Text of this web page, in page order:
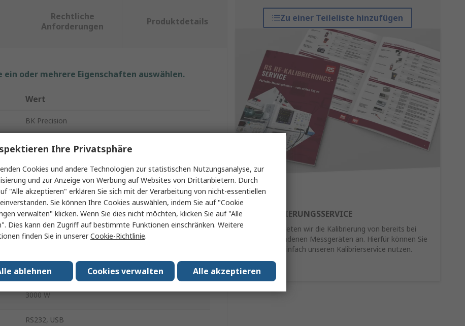
Zu einer Teileliste hinzufügen
RE-KALIBRIERUNGSSERVICE
Als Service bieten wir die Kalibrierung von bereits bei
Ihnen vorhandenen Messgeräten an. Hierfür können Sie
schnell und einfach unseren Kalibrierservice nutzen.
Mehr Infos
Rechtliche
Anforderungen
Produktdetails
ein oder mehrere Eigenschaften auswählen.
Wert
BK Precision
Programmierbar
120 V
480 A
5 mΩ
3000 W
RS232, USB
Ihre Privatsphäre
Cookies und andere Technologien zur statistischen Nutzungsanalyse, zur
und zur Anzeige von Werbung auf Websites von Drittanbietern. Durch
"Alle akzeptieren" erklären Sie sich mit der Verarbeitung von nicht-essentiellen
Sie können Ihre Cookies auswählen, indem Sie auf "Cookie
verwalten" klicken. Wenn Sie dies nicht möchten, klicken Sie auf "Alle
Dies kann den Zugriff auf bestimmte Funktionen einschränken. Weitere
finden Sie in unsererCookie-Richtlinie.
Alle akzeptieren
Cookies verwalten
ablehnen